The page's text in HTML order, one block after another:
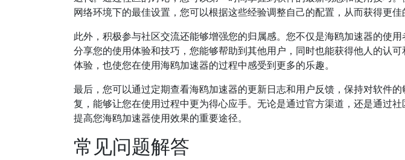
网络环境下的最佳设置，您可以根据这些经验调整自己的配置，从而获得更佳
此外，积极参与社区交流还能够增强您的归属感。您不仅是海鸥加速器的使
分享您的使用体验和技巧，您能够帮助到其他用户，同时也能获得他人的认
体验，也使您在使用海鸥加速器的过程中感受到更多的乐趣。
最后，您可以通过定期查看海鸥加速器的更新日志和用户反馈，保持对软件
复，能够让您在使用过程中更为得心应手。无论是通过官方渠道，还是通过
提高您海鸥加速器使用效果的重要途径。
常见问题解答